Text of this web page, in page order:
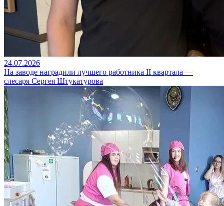
24.07.2026
На заводе наградили лучшего работника II квартала —
слесаря Сергея Штукатурова